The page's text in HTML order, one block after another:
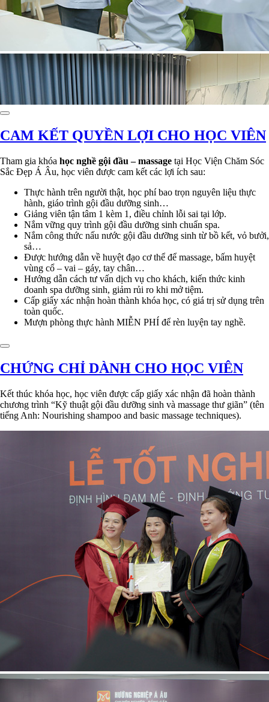
CAM KẾT QUYỀN LỢI CHO HỌC VIÊN
Tham gia khóa học nghề gội đầu – massage tại Học Viện Chăm Sóc
Sắc Đẹp Á Âu, học viên được cam kết các lợi ích sau:
Thực hành trên người thật, học phí bao trọn nguyên liệu thực
hành, giáo trình gội đầu dưỡng sinh…
Giảng viên tận tâm 1 kèm 1, điều chỉnh lỗi sai tại lớp.
Nắm vững quy trình gội đầu dưỡng sinh chuẩn spa.
Nắm công thức nấu nước gội đầu dưỡng sinh từ bồ kết, vỏ bưởi,
sả…
Được hướng dẫn về huyệt đạo cơ thể để massage, bấm huyệt
vùng cổ – vai – gáy, tay chân…
Hướng dẫn cách tư vấn dịch vụ cho khách, kiến thức kinh
doanh spa dưỡng sinh, giảm rủi ro khi mở tiệm.
Cấp giấy xác nhận hoàn thành khóa học, có giá trị sử dụng trên
toàn quốc.
Mượn phòng thực hành MIỄN PHÍ để rèn luyện tay nghề.
CHỨNG CHỈ DÀNH CHO HỌC VIÊN
Kết thúc khóa học, học viên được cấp giấy xác nhận đã hoàn thành
chương trình “Kỹ thuật gội đầu dưỡng sinh và massage thư giãn” (tên
tiếng Anh: Nourishing shampoo and basic massage techniques).